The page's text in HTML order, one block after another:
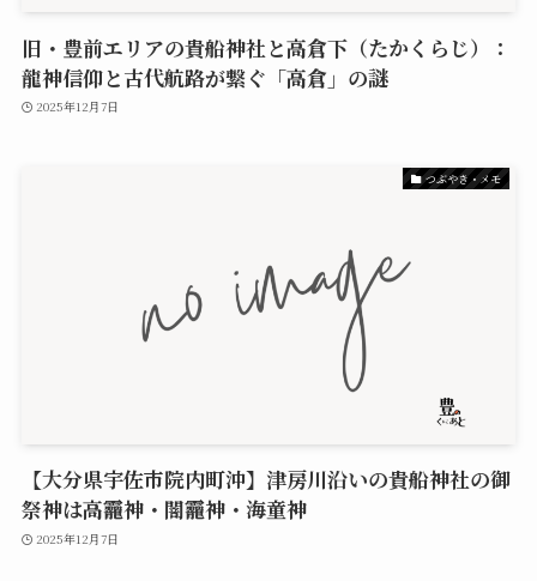
旧・豊前エリアの貴船神社と高倉下（たかくらじ）：
龍神信仰と古代航路が繋ぐ「高倉」の謎
2025年12月7日
つぶやき・メモ
【大分県宇佐市院内町沖】津房川沿いの貴船神社の御
祭神は高龗神・闇龗神・海童神
2025年12月7日